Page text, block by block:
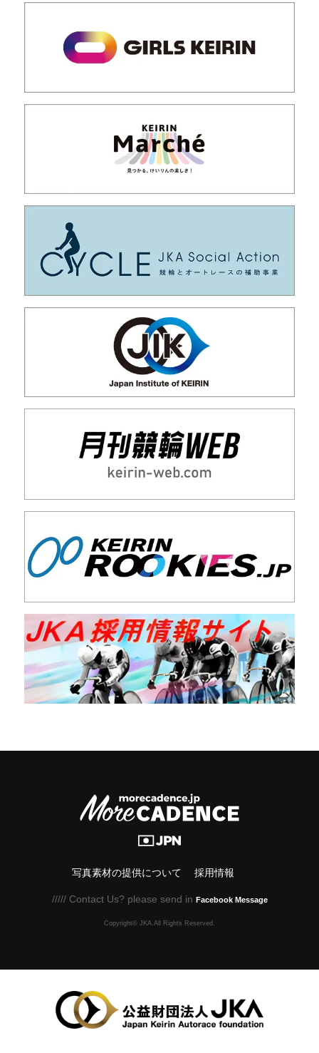
写真素材の提供について 採用情報
///// Contact Us? please send in Facebook Message
Copyright© JKA.All Rights Reserved.